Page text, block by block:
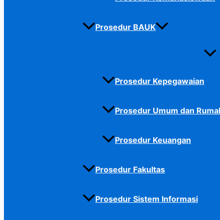
Prosedur BAUK
Prosedur Kepegawaian
Prosedur Umum dan
Prosedur Keuangan
Prosedur Fakultas
Prosedur Sistem Informasi